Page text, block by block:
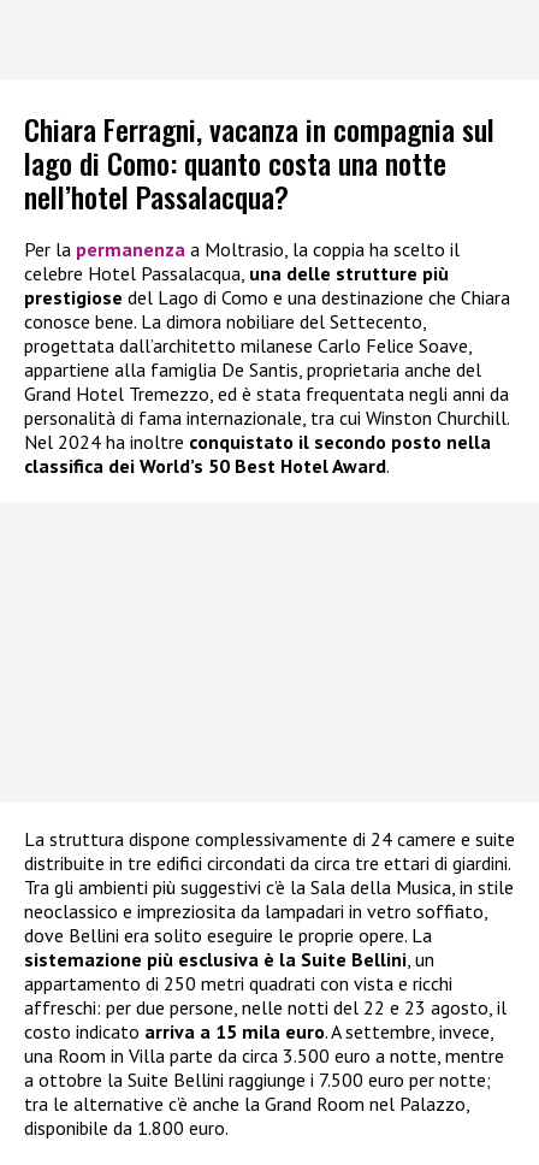
Chiara Ferragni, vacanza in compagnia sul
lago di Como: quanto costa una notte
nell’hotel Passalacqua?
Per la permanenza a Moltrasio, la coppia ha scelto il
celebre Hotel Passalacqua, una delle strutture più
prestigiose del Lago di Como e una destinazione che Chiara
conosce bene. La dimora nobiliare del Settecento,
progettata dall’architetto milanese Carlo Felice Soave,
appartiene alla famiglia De Santis, proprietaria anche del
Grand Hotel Tremezzo, ed è stata frequentata negli anni da
personalità di fama internazionale, tra cui Winston Churchill.
Nel 2024 ha inoltre conquistato il secondo posto nella
classifica dei World’s 50 Best Hotel Award.
La struttura dispone complessivamente di 24 camere e suite
distribuite in tre edifici circondati da circa tre ettari di giardini.
Tra gli ambienti più suggestivi c’è la Sala della Musica, in stile
neoclassico e impreziosita da lampadari in vetro soffiato,
dove Bellini era solito eseguire le proprie opere. La
sistemazione più esclusiva è la Suite Bellini , un
appartamento di 250 metri quadrati con vista e ricchi
affreschi: per due persone, nelle notti del 22 e 23 agosto, il
costo indicato arriva a 15 mila euro. A settembre, invece,
una Room in Villa parte da circa 3.500 euro a notte, mentre
a ottobre la Suite Bellini raggiunge i 7.500 euro per notte;
tra le alternative c’è anche la Grand Room nel Palazzo,
disponibile da 1.800 euro.